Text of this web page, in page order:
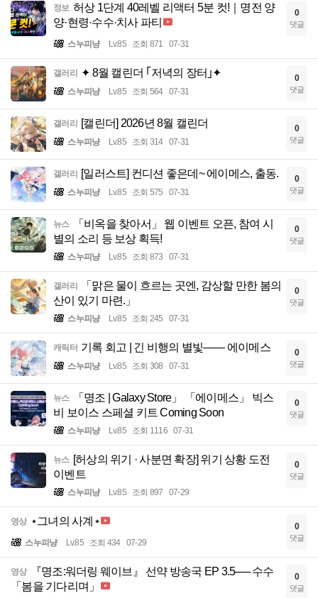
정보 허상 1단계 40레벨 리액터 5분 컷!｜명전 양
양·현령·수수·치사 파티
스누피냥 Lv.85 조회 871 07-31
0
댓글
갤러리 ✦ 8월 캘린더 ｢저녁의 장터｣✦
스누피냥 Lv.85 조회 564 07-31
0
댓글
갤러리 [캘린더] 2026년 8월 캘린더
스누피냥 Lv.85 조회 314 07-31
0
댓글
갤러리 [일러스트] 컨디션 좋은데~ 에이메스, 출동.
스누피냥 Lv.85 조회 575 07-31
0
댓글
뉴스
「비옥을 찾아서」 웹 이벤트 오픈, 참여 시
별의 소리 등 보상 획득!
스누피냥 Lv.85 조회 873 07-31
0
댓글
갤러리
「맑은 물이 흐르는 곳엔, 감상할 만한 봄의
산이 있기 마련.」
스누피냥 Lv.85 조회 245 07-31
0
댓글
캐릭터 기록 회고 | 긴 비행의 별빛—— 에이메스
스누피냥 Lv.85 조회 308 07-31
0
댓글
뉴스
「명조 | Galaxy Store」 「에이메스」 빅스
비 보이스 스페셜 키트 Coming Soon
스누피냥 Lv.85 조회 1116 07-31
0
댓글
뉴스 [허상의 위기 · 사분면 확장] 위기 상황 도전
이벤트
스누피냥 Lv.85 조회 897 07-29
0
댓글
영상 ⋆그녀의 사계⋆
스누피냥 Lv.85 조회 434 07-29
0
댓글
영상
『명조:워더링 웨이브』 선약 방송국 EP 3.5── 수수
「봄을 기다리며」
0
댓글